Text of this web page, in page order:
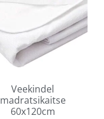
Veekindel
madratsikaitse
60x120cm